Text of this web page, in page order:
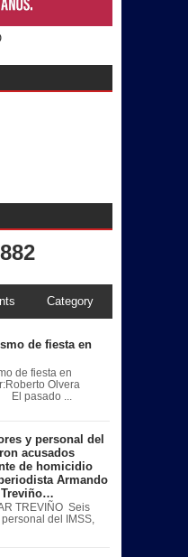
Category
de fiesta en
de fiesta en
Olvera
pasado ...
y personal del
acusados
de homicidio
Armando
TREVIÑO Seis
del IMSS,